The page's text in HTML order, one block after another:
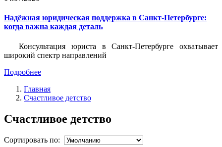
Надёжная юридическая поддержка в Санкт-Петербурге:
когда важна каждая деталь
Консультация юриста в Санкт-Петербурге охватывает
широкий спектр направлений
Подробнее
Главная
Счастливое детство
Счастливое детство
Сортировать по: